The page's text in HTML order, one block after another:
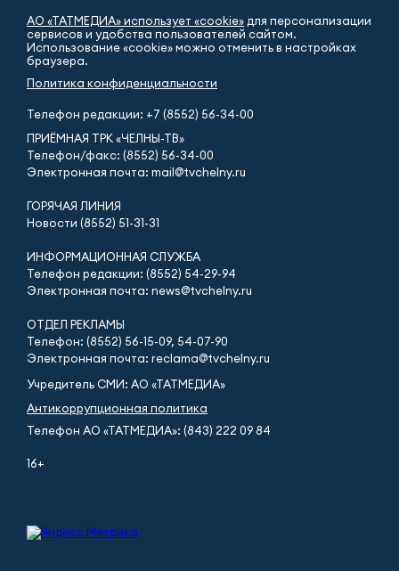
АО «ТАТМЕДИА» использует «cookie» для персонализации
сервисов и удобства пользователей сайтом.
Использование «cookie» можно отменить в настройках
браузера.
Политика конфиденциальности
Телефон редакции: +7 (8552) 56-34-00
ПРИЁМНАЯ ТРК «ЧЕЛНЫ-ТВ»
Телефон/факс: (8552) 56-34-00
Электронная почта: mail@tvchelny.ru
ГОРЯЧАЯ ЛИНИЯ
Новости (8552) 51-31-31
ИНФОРМАЦИОННАЯ СЛУЖБА
Телефон редакции: (8552) 54-29-94
Электронная почта: news@tvchelny.ru
ОТДЕЛ РЕКЛАМЫ
Телефон: (8552) 56-15-09, 54-07-90
Электронная почта: reclama@tvchelny.ru
Учредитель СМИ: АО «ТАТМЕДИА»
Антикоррупционная политика
Телефон АО «ТАТМЕДИА»: (843) 222 09 84
16+